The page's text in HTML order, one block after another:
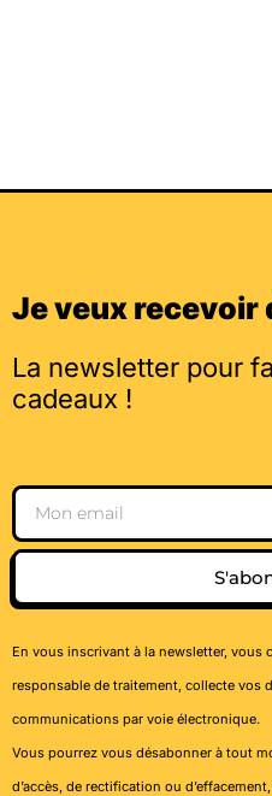
Je veux recevoir
La newsletter pour
cadeaux !
Email
En vous inscrivant à la newsletter, vous
responsable de traitement, collecte vos
communications par voie électronique.
Vous pourrez vous désabonner à tout
d’accès, de rectification ou